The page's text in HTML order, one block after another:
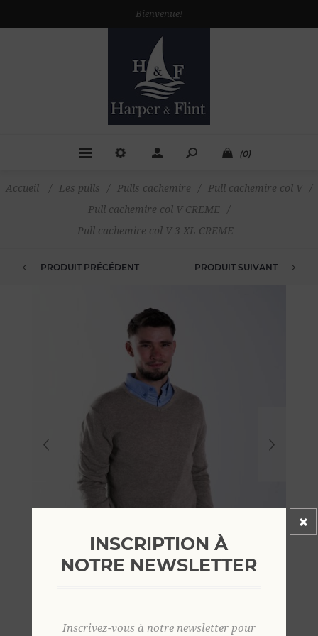
Bienvenue!
(0)
Accueil / Les pulls / Pulls cachemire / Pull cachemire col V
/
Pull cachemire col V CREME
/
Pull cachemire col V 3 XL CREME
PRODUIT PRÉCÉDENT PRODUIT SUIVANT
INSCRIPTION À
NOTRE NEWSLETTER
Inscrivez-vous à notre newsletter pour